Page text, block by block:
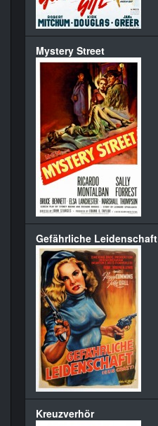
Mystery Street
Gefährliche Leidenschaft
Kreuzverhör